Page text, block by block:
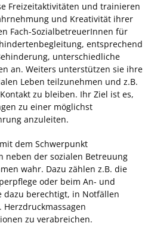
Freizeitaktivitäten und trainieren
und Kreativität ihrer
Fach-SozialbetreuerInnen für
entsprechend
unterschiedliche
an. Weiters unterstützen sie ihre
Leben teilzunehmen und z.B.
zu bleiben. Ihr Ziel ist es,
zu einer möglichst
anzuleiten.
dem Schwerpunkt
neben der sozialen Betreuung
wahr. Dazu zählen z.B. die
oder beim An- und
dazu berechtigt, in Notfällen
zu verabreichen.